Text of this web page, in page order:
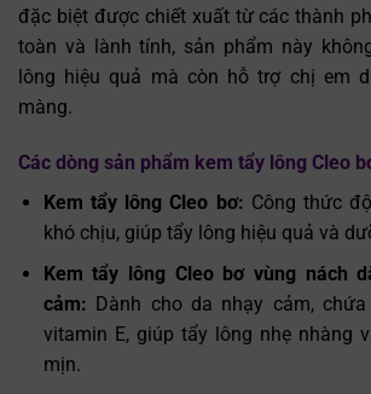
đặc biệt được chiết xuất từ các thành
toàn và lành tính, sản phẩm này
lông hiệu quả mà còn hỗ trợ chị em
màng.
Các dòng sản phẩm kem tẩy lông Cleo
Kem tẩy lông Cleo bơ: Công thức
khó chịu, giúp tẩy lông hiệu quả và
Kem tẩy lông Cleo bơ vùng nách
cảm: Dành cho da nhạy cảm,
vitamin E, giúp tẩy lông nhẹ nhàng
mịn.